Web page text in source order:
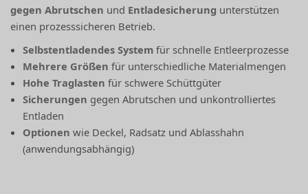
gegen Abrutschen und Entladesicherung unterstützen
einen prozesssicheren Betrieb.
Selbstentladendes System für schnelle Entleerprozesse
Mehrere Größen für unterschiedliche Materialmengen
Hohe Traglasten für schwere Schüttgüter
Sicherungen gegen Abrutschen und unkontrolliertes
Entladen
Optionen wie Deckel, Radsatz und Ablasshahn
(anwendungsabhängig)